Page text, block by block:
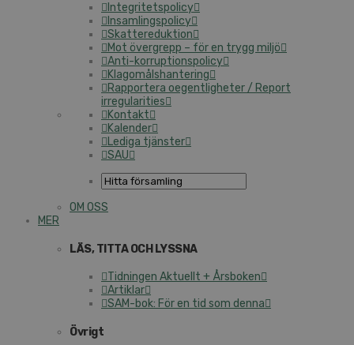
Integritetspolicy
Insamlingspolicy
Skattereduktion
Mot övergrepp – för en trygg miljö
Anti-korruptionspolicy
Klagomålshantering
Rapportera oegentligheter / Report
irregularities
Kontakt
Kalender
Lediga tjänster
SAU
OM OSS
MER
LÄS, TITTA OCH LYSSNA
Tidningen Aktuellt + Årsboken
Artiklar
SAM-bok: För en tid som denna
Övrigt